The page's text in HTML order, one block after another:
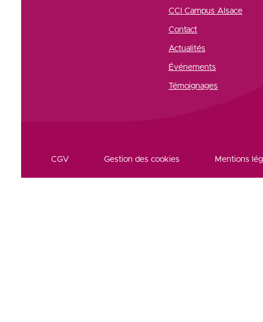
CCI Campus Alsace
Contact
Actualités
Événements
Témoignages
CGV Gestion des cookies Mentions